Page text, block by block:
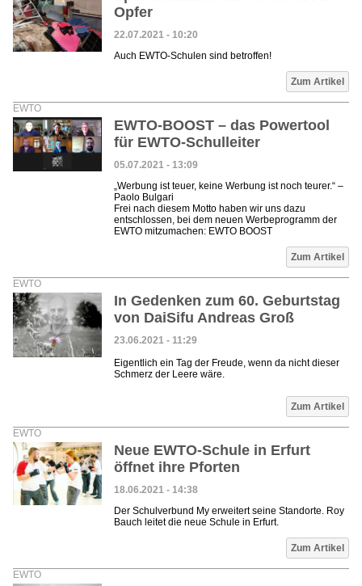
Opfer
22.07.2021 - 10:20
Auch EWTO-Schulen sind betroffen!
Zum Artikel
EWTO
EWTO-BOOST – das Powertool
für EWTO-Schulleiter
05.07.2021 - 13:09
„Werbung ist teuer, keine Werbung ist noch teurer.“ –
Paolo Bulgari
Frei nach diesem Motto haben wir uns dazu
entschlossen, bei dem neuen Werbeprogramm der
EWTO mitzumachen: EWTO BOOST
Zum Artikel
EWTO
In Gedenken zum 60. Geburtstag
von DaiSifu Andreas Groß
23.06.2021 - 11:29
Eigentlich ein Tag der Freude, wenn da nicht dieser
Schmerz der Leere wäre.
Zum Artikel
EWTO
Neue EWTO-Schule in Erfurt
öffnet ihre Pforten
18.06.2021 - 14:38
Der Schulverbund My erweitert seine Standorte. Roy
Bauch leitet die neue Schule in Erfurt.
Zum Artikel
EWTO